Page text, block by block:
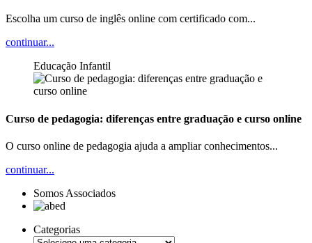
Escolha um curso de inglês online com certificado com...
continuar...
Educação Infantil
Curso de pedagogia: diferenças entre graduação e curso online
O curso online de pedagogia ajuda a ampliar conhecimentos...
continuar...
Somos Associados
Categorias